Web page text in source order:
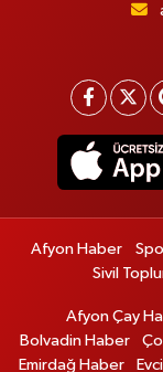
Afyon Haber
Sivil
Afyon Çay
Bolvadin Haber
Emirdağ Haber